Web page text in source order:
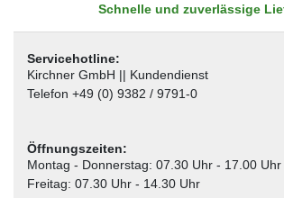
Schnelle und zuverlässige
Servicehotline:
Kirchner GmbH || Kundendienst
Telefon +49 (0) 9382 / 9791-0
Öffnungszeiten:
Montag - Donnerstag: 07.30 Uhr - 17.00 Uhr
Freitag: 07.30 Uhr - 14.30 Uhr